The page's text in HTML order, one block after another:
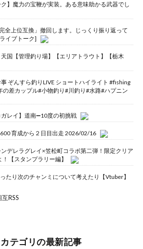
ク】魔力の宝鞭が実装。ある意味助かる武器でし
完全上位互換」撤回します。じっくり振り返って
イブトーク]
国【管理釣り場】【エリアトラウト】【栃木
ぞんすら釣りLIVE ショートハイライト #fishing
の差カップル#小物釣り#川釣り#水路#ハプニン
ガレイ】道南➖10度の初挑戦
育成から２日目出走 2026/02/16
ンデレラグレイ×笠松町コラボ第二弾！限定クリア
【スタンプラリー編】
たり次のチャンミについて考えたり【Vtuber】
RSS
カテゴリの最新記事